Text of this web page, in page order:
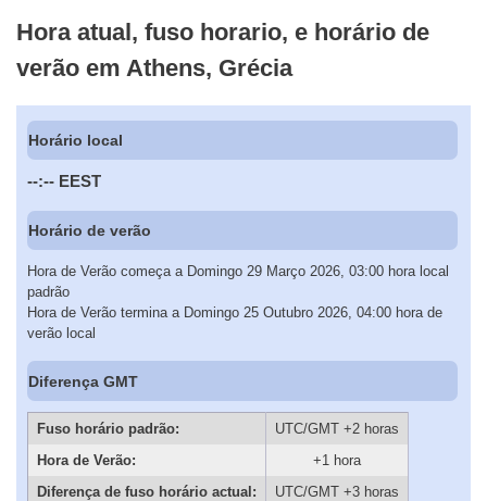
Hora atual, fuso horario, e horário de
verão em Athens, Grécia
Horário local
--:-- EEST
Horário de verão
Hora de Verão começa a Domingo 29 Março 2026, 03:00 hora local
padrão
Hora de Verão termina a Domingo 25 Outubro 2026, 04:00 hora de
verão local
Diferença GMT
Fuso horário padrão:
UTC/GMT +2 horas
Hora de Verão:
+1 hora
Diferença de fuso horário actual:
UTC/GMT +3 horas